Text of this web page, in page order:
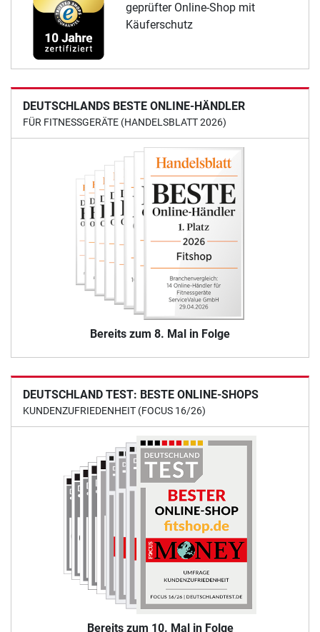
geprüfter Online-Shop mit
Käuferschutz
DEUTSCHLANDS BESTE ONLINE-HÄNDLER
FÜR FITNESSGERÄTE (HANDELSBLATT 2026)
Bereits zum 8. Mal in Folge
DEUTSCHLAND TEST: BESTE ONLINE-SHOPS
KUNDENZUFRIEDENHEIT (FOCUS 16/26)
Bereits zum 10. Mal in Folge